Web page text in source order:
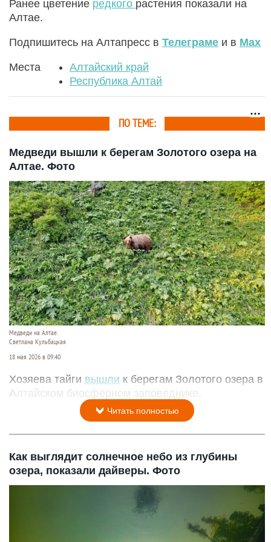
Ранее цветение редкого растения показали на
Алтае.
Подпишитесь на Алтапресс в Телеграме и в Max
Места
Алтайский край
Республика Алтай
ПО ТЕМЕ:
Медведи вышли к берегам Золотого озера на
Алтае. Фото
Медведи на Алтае.
Светлана Кульбацкая
18 мая 2026 в 09:40
Хозяева тайги вышли к берегам Золотого озера в
Алтайском биосферном заповеднике.
Читать полностью
Как выглядит солнечное небо из глубины
озера, показали дайверы. Фото